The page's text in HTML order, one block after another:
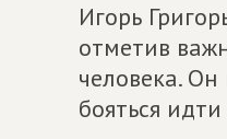
Игорь
отметив
человека.
бояться